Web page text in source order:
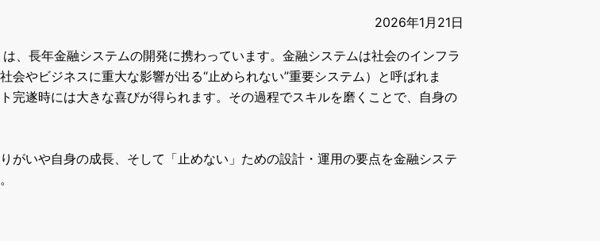
2026年1月21日
、長年金融システムの開発に携わっています。金融システムは社会のインフラ
会やビジネスに重大な影響が出る“止められない”重要システム）と呼ばれま
完遂時には大きな喜びが得られます。その過程でスキルを磨くことで、自身の
がいや自身の成長、そして「止めない」ための設計・運用の要点を金融システ